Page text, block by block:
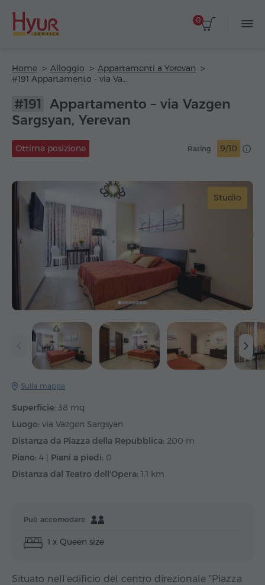
0
Home Alloggio
Appartamenti a Yerevan
#191 Appartamento - via Vazgen Sargsyan
#191 Appartamento – via Vazgen
Sargsyan, Yerevan
Ottima posizione Rating 9/10
Studio
Sulla mappa
Superficie: 38 mq
Luogo: via Vazgen Sargsyan
Distanza da Piazza della Repubblica: 200 m
Piano: 4 | Piani a piedi: 0
Distanza dal Teatro dell'Opera: 1.1 km
Può accomodare
1 x Queen size
Situato nell'edificio del centro direzionale "Piazza